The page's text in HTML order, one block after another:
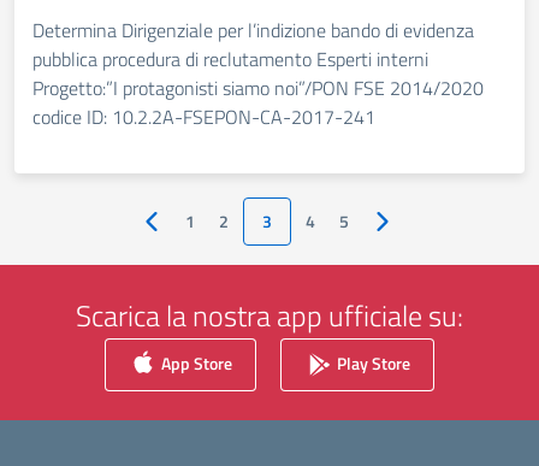
Determina Dirigenziale per l’indizione bando di evidenza
pubblica procedura di reclutamento Esperti interni
Progetto:”I protagonisti siamo noi”/PON FSE 2014/2020
codice ID: 10.2.2A-FSEPON-CA-2017-241
Pagina precedente
1 2 3 4 5 Pagina successiva
Scarica la nostra app ufficiale su:
App Store Play Store